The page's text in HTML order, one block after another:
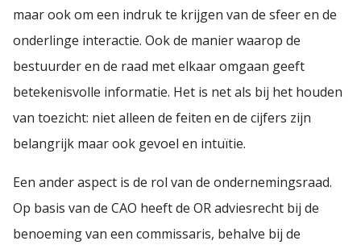
maar ook om een indruk te krijgen van de sfeer en de
onderlinge interactie. Ook de manier waarop de
bestuurder en de raad met elkaar omgaan geeft
betekenisvolle informatie. Het is net als bij het houden
van toezicht: niet alleen de feiten en de cijfers zijn
belangrijk maar ook gevoel en intuïtie.
Een ander aspect is de rol van de ondernemingsraad.
Op basis van de CAO heeft de OR adviesrecht bij de
benoeming van een commissaris, behalve bij de